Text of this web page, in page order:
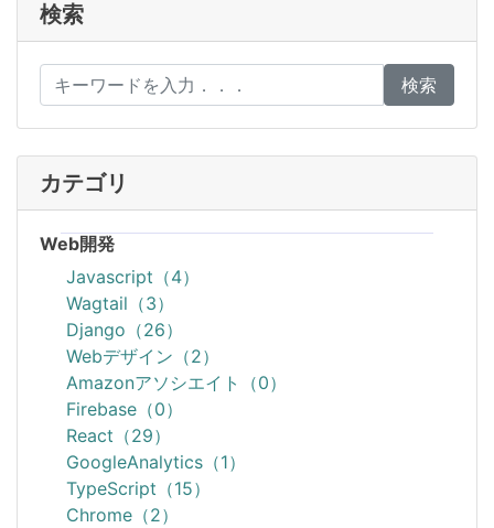
検索
検索
カテゴリ
Web開発
Javascript（4）
Wagtail（3）
Django（26）
Webデザイン（2）
Amazonアソシエイト（0）
Firebase（0）
React（29）
GoogleAnalytics（1）
TypeScript（15）
Chrome（2）